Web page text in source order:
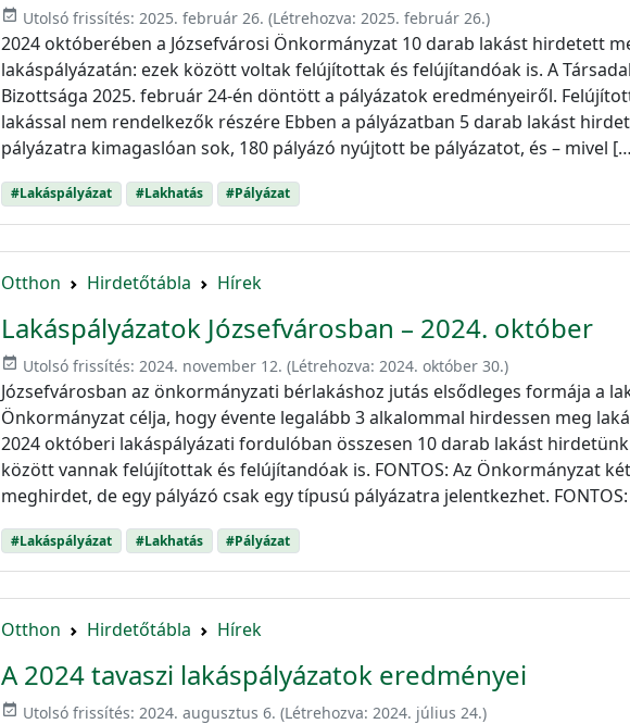
event_available Utolsó frissítés:2025. február 26. (Létrehozva:2025. február 26.)
2024 októberében a Józsefvárosi Önkormányzat 10 darab lakást hirdetett
lakáspályázatán: ezek között voltak felújítottak és felújítandóak is. A
Bizottsága 2025. február 24-én döntött a pályázatok eredményeiről.
lakással nem rendelkezők részére Ebben a pályázatban 5 darab lakást
pályázatra kimagaslóan sok, 180 pályázó nyújtott be pályázatot, és – mivel
#Lakáspályázat #Lakhatás #Pályázat
Otthon Hirdetőtábla Hírek
Lakáspályázatok Józsefvárosban – 2024. október
event_available Utolsó frissítés: 2024. november 12. (Létrehozva: 2024. október 30.)
Józsefvárosban az önkormányzati bérlakáshoz jutás elsődleges formája a
Önkormányzat célja, hogy évente legalább 3 alkalommal hirdessen meg
2024 októberi lakáspályázati fordulóban összesen 10 darab lakást
között vannak felújítottak és felújítandóak is. FONTOS: Az Önkormányzat
meghirdet, de egy pályázó csak egy típusú pályázatra jelentkezhet.
#Lakáspályázat #Lakhatás #Pályázat
Otthon Hirdetőtábla Hírek
A 2024 tavaszi lakáspályázatok eredményei
event_available Utolsó frissítés: 2024. augusztus 6. (Létrehozva: 2024. július 24.)